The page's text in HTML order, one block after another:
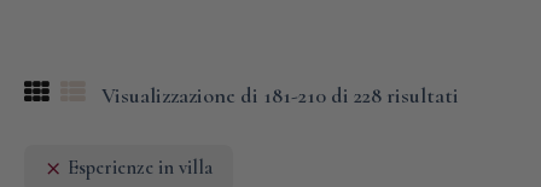
Visualizzazione di 181-210 di 228 risultati
Esperienze in villa